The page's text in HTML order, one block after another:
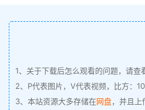
1、关于下载后怎么观看的问题，请查
2、P代表图片，V代表视频，比方：
3、本站资源大多存储在网盘，并且上